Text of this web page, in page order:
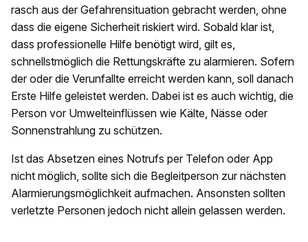
rasch aus der Gefahrensituation gebracht werden, ohne
dass die eigene Sicherheit riskiert wird. Sobald klar ist,
dass professionelle Hilfe benötigt wird, gilt es,
schnellstmöglich die Rettungskräfte zu alarmieren. Sofern
der oder die Verunfallte erreicht werden kann, soll danach
Erste Hilfe geleistet werden. Dabei ist es auch wichtig, die
Person vor Umwelteinflüssen wie Kälte, Nässe oder
Sonnenstrahlung zu schützen.
Ist das Absetzen eines Notrufs per Telefon oder App
nicht möglich, sollte sich die Begleitperson zur nächsten
Alarmierungsmöglichkeit aufmachen. Ansonsten sollten
verletzte Personen jedoch nicht allein gelassen werden.